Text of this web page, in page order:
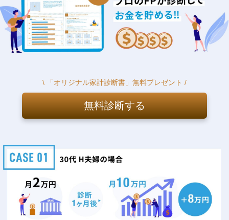
\ 「オリジナル家計診断書」無料プレゼント /
無料診断する